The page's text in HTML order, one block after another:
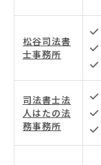
松谷司法書
士事務所
司法書士法
人はたの法
務事務所